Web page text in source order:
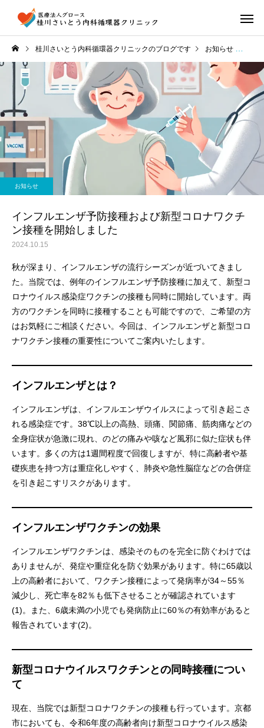
桂川さいとう内科循環器クリニックのブログです お知らせ
お知らせ
インフルエンザ予防接種および新型コロナワクチ
ン接種を開始しました
2024.10.15
秋が深まり、インフルエンザの流行シーズンが近づいてきまし
た。当院では、例年のインフルエンザ予防接種に加えて、新型コ
ロナウイルス感染症ワクチンの接種も同時に開始しています。両
方のワクチンを同時に接種することも可能ですので、ご希望の方
はお気軽にご相談ください。今回は、インフルエンザと新型コロ
ナワクチン接種の重要性についてご案内いたします。
インフルエンザとは？
インフルエンザは、インフルエンザウイルスによって引き起こさ
れる感染症です。38℃以上の高熱、頭痛、関節痛、筋肉痛などの
全身症状が急激に現れ、のどの痛みや咳など風邪に似た症状も伴
います。多くの方は1週間程度で回復しますが、特に高齢者や基
礎疾患を持つ方は重症化しやすく、肺炎や急性脳症などの合併症
を引き起こすリスクがあります。
インフルエンザワクチンの効果
インフルエンザワクチンは、感染そのものを完全に防ぐわけでは
ありませんが、発症や重症化を防ぐ効果があります。特に65歳以
上の高齢者において、ワクチン接種によって発病率が34～55％
減少し、死亡率を82％も低下させることが確認されています
(1)。また、6歳未満の小児でも発病防止に60％の有効率があると
報告されています(2)。
新型コロナウイルスワクチンとの同時接種につい
て
現在、当院では新型コロナワクチンの接種も行っています。京都
市においても、令和6年度の高齢者向け新型コロナウイルス感染